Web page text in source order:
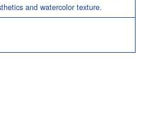
and watercolor texture.